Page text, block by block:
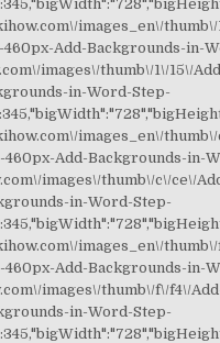
images_en\/thumb\/
Add-Backgrounds-in-
images\/thumb\/1\/15\/
in-Word-Step-
images_en\/
Add-Backgrounds-in-
images\/thumb\/c\/ce\/
in-Word-Step-
images_en\/
Add-Backgrounds-in-
images\/thumb\/f\/f4\/
in-Word-Step-